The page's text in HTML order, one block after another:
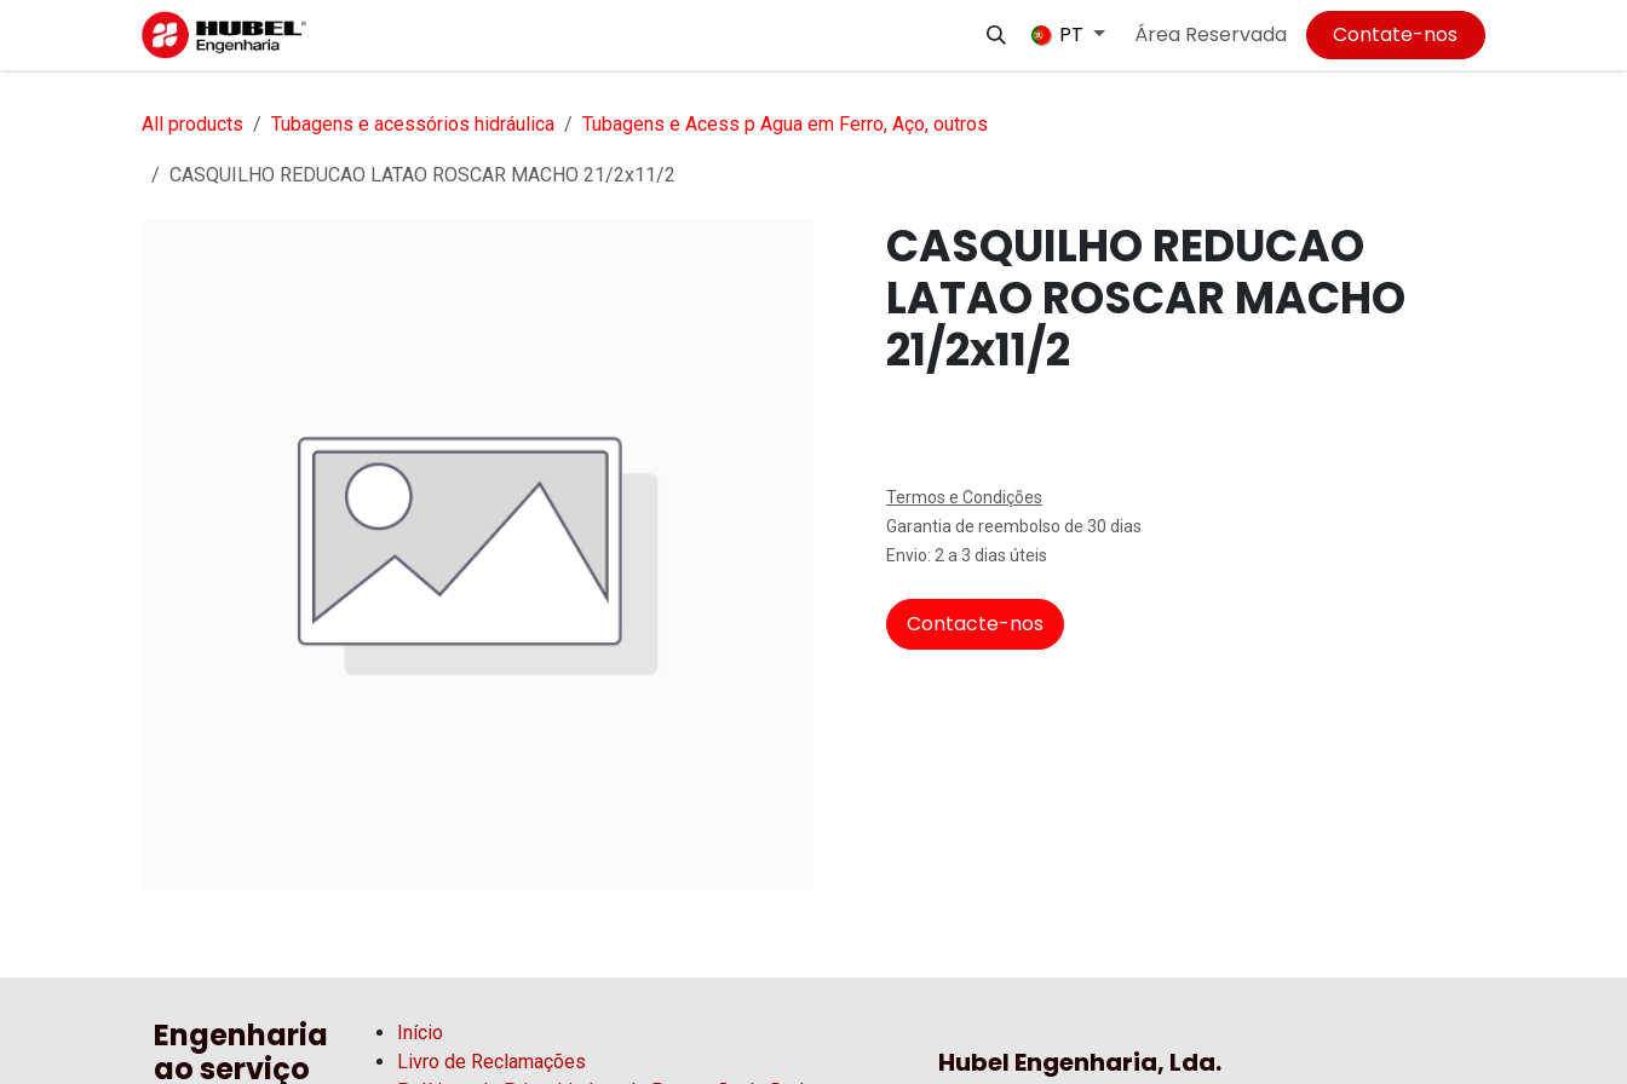
Pular para o conteúdo
Empregos
PT Área Reservada Contate-nos
All products Tubagens e acessórios hidráulica Tubagens e Acess p Agua em Ferro, Aço, outros
CASQUILHO REDUCAO LATAO ROSCAR MACHO 21/2x11/2
CASQUILHO REDUCAO
LATAO ROSCAR MACHO
21/2x11/2
Termos e Condições
Garantia de reembolso de 30 dias
Envio: 2 a 3 dias úteis
Contacte-nos
Hubel Engenharia, Lda.
Engenharia
ao serviço
Início
Livro de Reclamações